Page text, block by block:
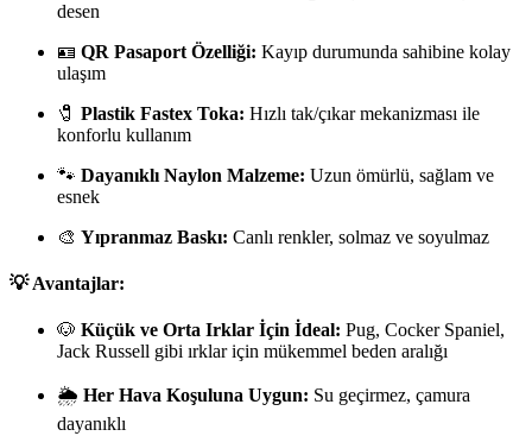
desen
🪪 QR Pasaport Özelliği: Kayıp durumunda sahibine kolay
ulaşım
🧷 Plastik Fastex Toka: Hızlı tak/çıkar mekanizması ile
konforlu kullanım
🐾 Dayanıklı Naylon Malzeme: Uzun ömürlü, sağlam ve
esnek
🎨 Yıpranmaz Baskı: Canlı renkler, solmaz ve soyulmaz
💡Avantajlar:
🐶 Küçük ve Orta Irklar İçin İdeal: Pug, Cocker Spaniel,
Jack Russell gibi ırklar için mükemmel beden aralığı
🌦️ Her Hava Koşuluna Uygun: Su geçirmez, çamura
dayanıklı